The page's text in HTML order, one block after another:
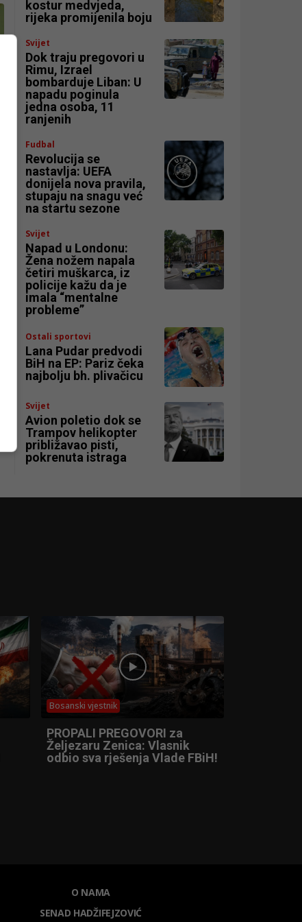
kostur medvjeda,
rijeka promijenila boju
Svijet
Dok traju pregovori u
Rimu, Izrael
bombarduje Liban: U
napadu poginula
jedna osoba, 11
ranjenih
Fudbal
Revolucija se
nastavlja: UEFA
donijela nova pravila,
stupaju na snagu već
na startu sezone
Svijet
Napad u Londonu:
Žena nožem napala
četiri muškarca, iz
policije kažu da je
imala “mentalne
probleme”
Ostali sportovi
Lana Pudar predvodi
BiH na EP: Pariz čeka
najbolju bh. plivačicu
Svijet
Avion poletio dok se
Trampov helikopter
približavao pisti,
pokrenuta istraga
Bosanski vjestnik
PROPALI PREGOVORI za
Željezaru Zenica: Vlasnik
odbio sva rješenja Vlade FBiH!
O NAMA
SENAD HADŽIFEJZOVIĆ